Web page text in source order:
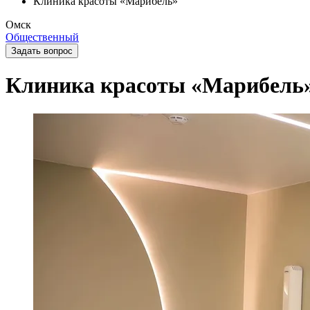
Омск
Общественный
Задать вопрос
Клиника красоты